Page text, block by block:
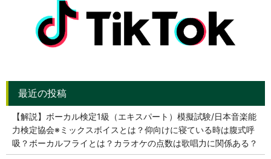
【解説】ボーカル検定1級（エキスパート）模擬試験/日本音楽能
力検定協会※ミックスボイスとは？仰向けに寝ている時は腹式呼
吸？ボーカルフライとは？カラオケの点数は歌唱力に関係ある？